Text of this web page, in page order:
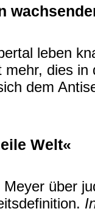
leben
dies
dem
Welt«
über